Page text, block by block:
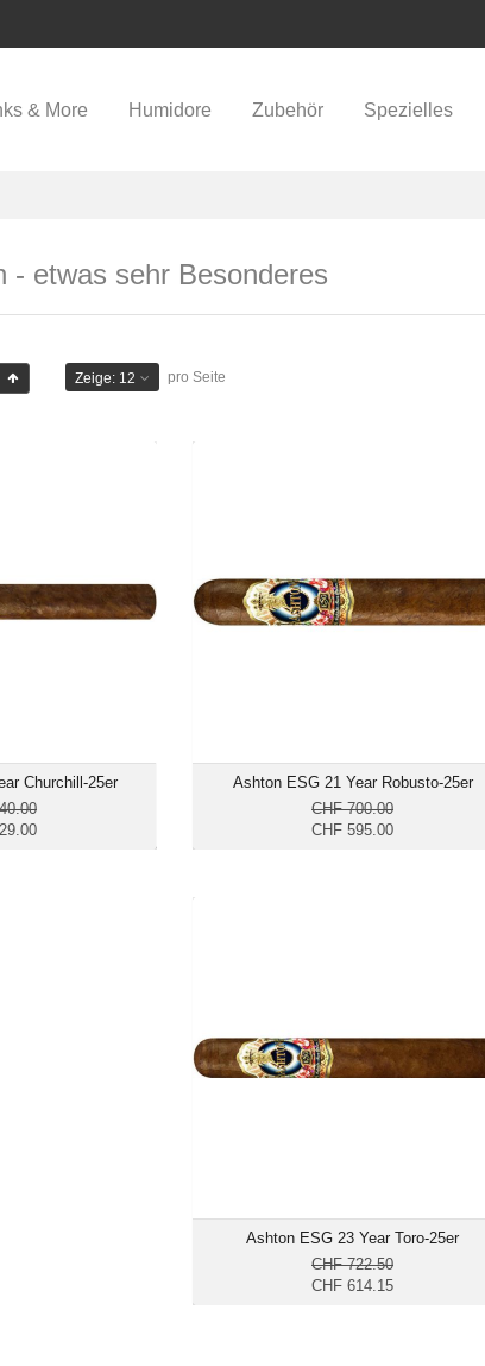
& More Humidore Zubehör Spezielles
- etwas sehr Besonderes
Zeige: 12 pro Seite
Churchill-25er
Länge: 17.1
bis kräftig
Ashton ESG 21 Year Robusto-25er
CHF 700.00
CHF 595.00
Ringmass: 52
Länge: 13.3
mittelkräftig bis kräftig
Ashton ESG 23 Year Toro-25er
CHF 722.50
CHF 614.15
Länge: 15.9
mittelkräftig bis kräftig